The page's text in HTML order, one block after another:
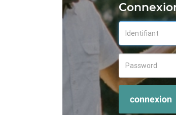
connexion